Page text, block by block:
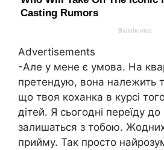
Advertisements
-Але у мене є умова. На
претендую, вона належить
що твоя коханка в курсі
дітей. Я сьогодні переїду
залишаться з тобою.
прийму. Так просто